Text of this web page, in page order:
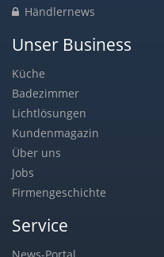
Händlernews
Unser Business
Küche
Badezimmer
Lichtlösungen
Kundenmagazin
Über uns
Jobs
Firmengeschichte
Service